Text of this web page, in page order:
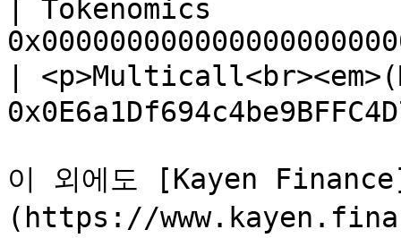
| Tokenomics
|
이 외에도 [Kayen
(https://